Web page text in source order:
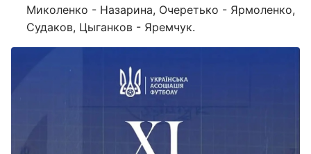
Миколенко - Назарина, Очеретько - Ярмоленко,
Судаков, Цыганков - Яремчук.